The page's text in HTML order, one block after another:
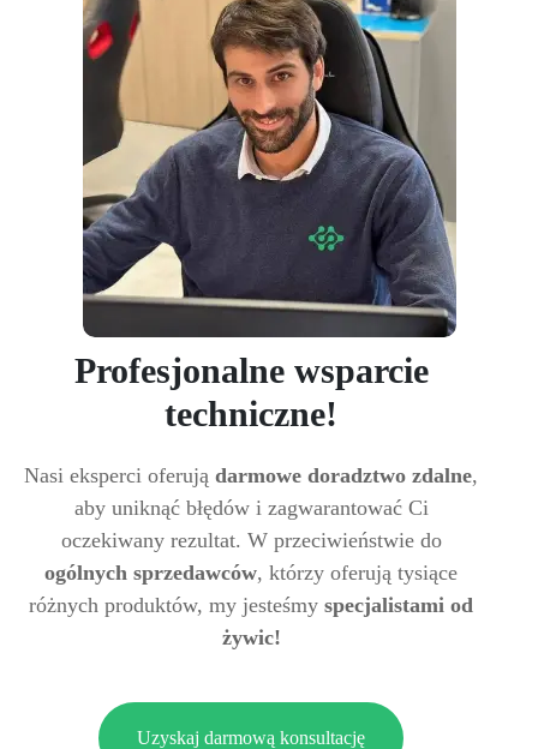
Profesjonalne wsparcie
techniczne!
Nasi eksperci oferują darmowe doradztwo zdalne,
aby uniknąć błędów i zagwarantować Ci
oczekiwany rezultat. W przeciwieństwie do
ogólnych sprzedawców, którzy oferują tysiące
różnych produktów, my jesteśmy specjalistami od
żywic!
Uzyskaj darmową konsultację